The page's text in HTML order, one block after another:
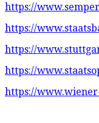
https://
https://
https://
https://
https://